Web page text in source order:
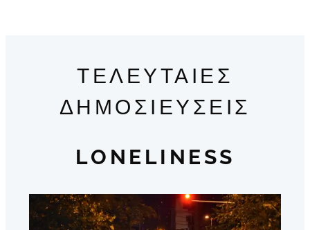
ΤΕΛΕΥΤΑΙΕΣ
ΔΗΜΟΣΙΕΥΣΕΙΣ
LONELINESS